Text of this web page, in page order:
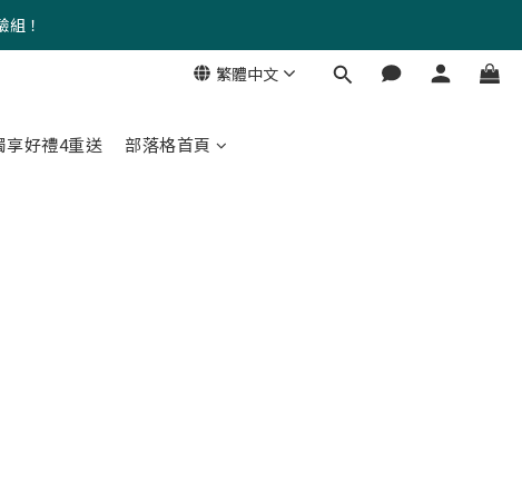
！
繁體中文
享好禮4重送 部落格首頁